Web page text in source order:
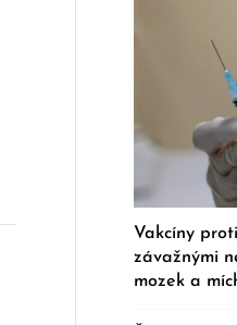
Vakcíny
závažnými
mozek a